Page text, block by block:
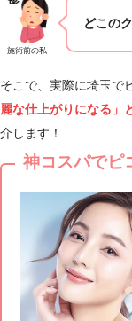
施術前の私
どこの
そこで、実際に埼玉で
麗な仕上がりになる」
介します！
神コスパでピ